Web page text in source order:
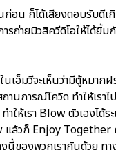
อน ก็ได้เสียงตอบรับดีเ
ถ่ายมิวสิควีดิโอให้ได้ยิ้ม
เอ็มวีจะเห็นว่ามีตู้หมาก
ารณ์โควิด ทำให้เราไป
ห้เรา Blow ตัวเองได้ร
แล้วก็ Enjoy
ของพวกเรากันด้วย ทา